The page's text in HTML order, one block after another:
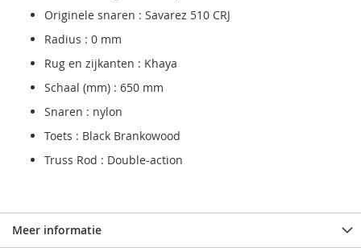
Originele snaren : Savarez 510 CRJ
Radius : 0 mm
Rug en zijkanten : Khaya
Schaal (mm) : 650 mm
Snaren : nylon
Toets : Black Brankowood
Truss Rod : Double-action
Meer informatie